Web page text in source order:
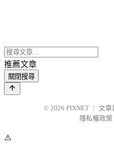
推薦文章
關閉搜尋
© 2026 PIXNET
文章
隱私權政策
⚠️